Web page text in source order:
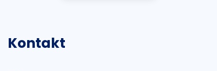
Kontakt